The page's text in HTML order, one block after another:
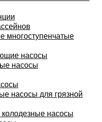
многоступенчатые
насосы
насосы
насосы для грязной
насосы